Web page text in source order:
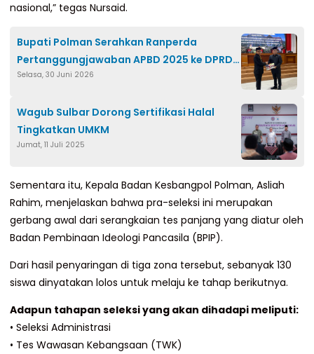
nasional,” tegas Nursaid.
Bupati Polman Serahkan Ranperda
Pertanggungjawaban APBD 2025 ke DPRD,
Targetkan Pengelolaan Keuangan
Selasa, 30 Juni 2026
Wagub Sulbar Dorong Sertifikasi Halal
Tingkatkan UMKM
Jumat, 11 Juli 2025
​Sementara itu, Kepala Badan Kesbangpol Polman, Asliah
Rahim, menjelaskan bahwa pra-seleksi ini merupakan
gerbang awal dari serangkaian tes panjang yang diatur oleh
Badan Pembinaan Ideologi Pancasila (BPIP).
Dari hasil penyaringan di tiga zona tersebut, sebanyak 130
siswa dinyatakan lolos untuk melaju ke tahap berikutnya.
Adapun tahapan seleksi yang akan dihadapi meliputi:
• ​Seleksi Administrasi
• ​Tes Wawasan Kebangsaan (TWK)